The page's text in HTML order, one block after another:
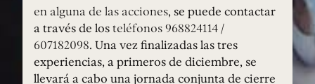
en alguna de las acciones, se puede contactar
a través de losteléfonos 968824114 /
607182098. Una vez finalizadas las tres
experiencias, a primeros de diciembre, se
llevará a cabo una jornada conjunta de cierre